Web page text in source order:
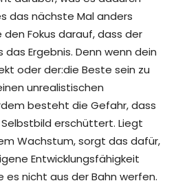
das nächste Mal anders
Fokus darauf, dass der
Ergebnis. Denn wenn dein
oder der:die Beste sein zu
unrealistischen
besteht die Gefahr, dass
erschüttert. Liegt
Wachstum, sorgt das dafür,
Entwicklungsfähigkeit
es nicht aus der Bahn werfen.